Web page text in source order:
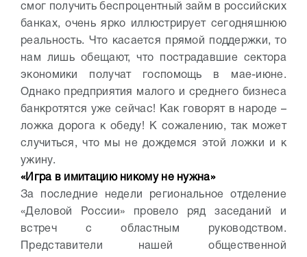
смог получить беспроцентный займ в российских
банках, очень ярко иллюстрирует сегодняшнюю
реальность. Что касается прямой поддержки, то
нам лишь обещают, что пострадавшие сектора
экономики получат госпомощь в мае-июне.
Однако предприятия малого и среднего бизнеса
банкротятся уже сейчас! Как говорят в народе –
ложка дорога к обеду! К сожалению, так может
случиться, что мы не дождемся этой ложки и к
ужину.
«Игра в имитацию никому не нужна»
За последние недели региональное отделение
«Деловой России» провело ряд заседаний и
встреч с областным руководством.
Представители нашей общественной